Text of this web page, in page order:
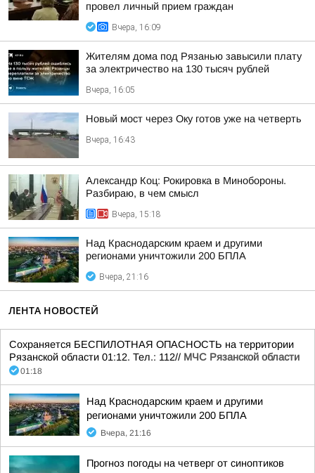
провел личный прием граждан
Вчера, 16:09
Жителям дома под Рязанью завысили плату
за электричество на 130 тысяч рублей
Вчера, 16:05
Новый мост через Оку готов уже на четверть
Вчера, 16:43
Александр Коц: Рокировка в Минобороны.
Разбираю, в чем смысл
Вчера, 15:18
Над Краснодарским краем и другими
регионами уничтожили 200 БПЛА
Вчера, 21:16
ЛЕНТА НОВОСТЕЙ
Сохраняется БЕСПИЛОТНАЯ ОПАСНОСТЬ на территории
Рязанской области 01:12. Тел.: 112// МЧС Рязанской области
01:18
Над Краснодарским краем и другими
регионами уничтожили 200 БПЛА
Вчера, 21:16
Прогноз погоды на четверг от синоптиков